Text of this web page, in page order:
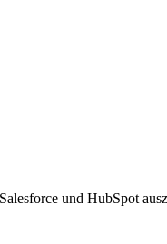
und HubSpot